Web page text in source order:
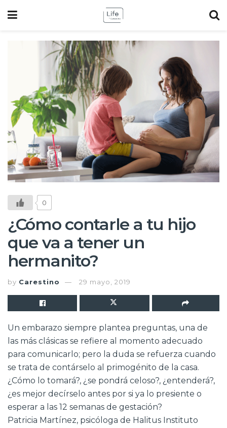
0
¿Cómo contarle a tu hijo
que va a tener un
hermanito?
by Carestino 29 mayo, 2019
Un embarazo siempre plantea preguntas, una de
las más clásicas se refiere al momento adecuado
para comunicarlo; pero la duda se refuerza cuando
se trata de contárselo al primogénito de la casa.
¿Cómo lo tomará?, ¿se pondrá celoso?, ¿entenderá?,
¿es mejor decírselo antes por si ya lo presiente o
esperar a las 12 semanas de gestación?
Patricia Martínez, psicóloga de Halitus Instituto